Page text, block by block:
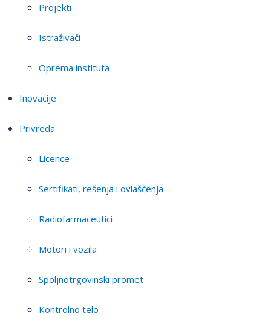
Projekti
Istraživači
Oprema instituta
Inovacije
Privreda
Licence
Sertifikati, rešenja i ovlašćenja
Radiofarmaceutici
Motori i vozila
Spoljnotrgovinski promet
Kontrolno telo